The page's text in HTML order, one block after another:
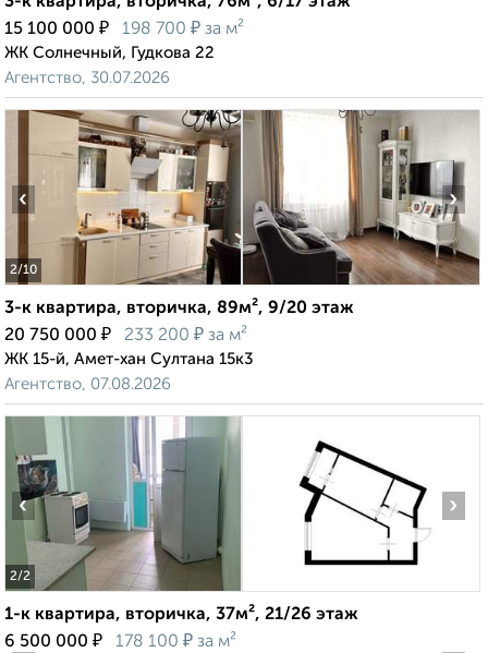
15 100 000 ₽ 198 700 ₽ за м²
ЖК Солнечный, Гудкова 22
Агентство, 30.07.2026
2/10
‹ ›
3-к квартира, вторичка, 89м², 9/20 этаж
20 750 000 ₽ 233 200 ₽ за м²
ЖК 15-й, Амет-хан Султана 15к3
Агентство, 07.08.2026
2/2
‹ ›
1-к квартира, вторичка, 37м², 21/26 этаж
6 500 000 ₽ 178 100 ₽ за м²